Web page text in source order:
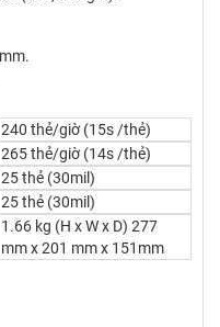
240 thẻ/giờ (15s /thẻ)
265 thẻ/giờ (14s /thẻ)
25 thẻ (30mil)
25 thẻ (30mil)
1.66 kg (H x W x D) 277
mm x 201 mm x 151mm